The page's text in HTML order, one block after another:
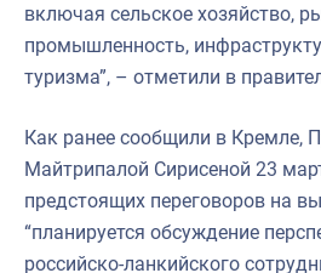
включая сельское хозяйство,
промышленность,
туризма”, – отметили в
Как ранее сообщили в Кремле,
Майтрипалой Сирисеной 23
предстоящих переговоров на
“планируется обсуждение
российско-ланкийского